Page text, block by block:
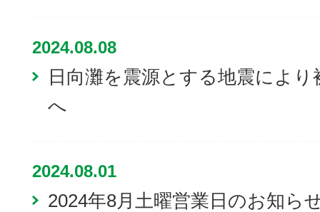
2024.08.08
日向灘を震源とする地震によ
へ
2024.08.01
2024年8月土曜営業日のお知ら